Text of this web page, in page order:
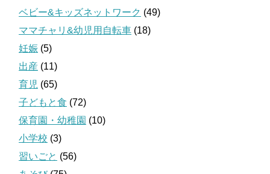
ベビー&キッズネットワーク (49)
ママチャリ&幼児用自転車 (18)
妊娠 (5)
出産 (11)
育児 (65)
子どもと食 (72)
保育園・幼稚園 (10)
小学校 (3)
習いごと (56)